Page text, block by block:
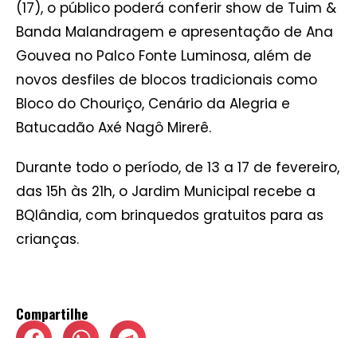
(17), o público poderá conferir show de Tuim &
Banda Malandragem e apresentação de Ana
Gouvea no Palco Fonte Luminosa, além de
novos desfiles de blocos tradicionais como
Bloco do Chouriço, Cenário da Alegria e
Batucadão Axé Nagô Mirerê.
Durante todo o período, de 13 a 17 de fevereiro,
das 15h às 21h, o Jardim Municipal recebe a
BQlândia, com brinquedos gratuitos para as
crianças.
Compartilhe